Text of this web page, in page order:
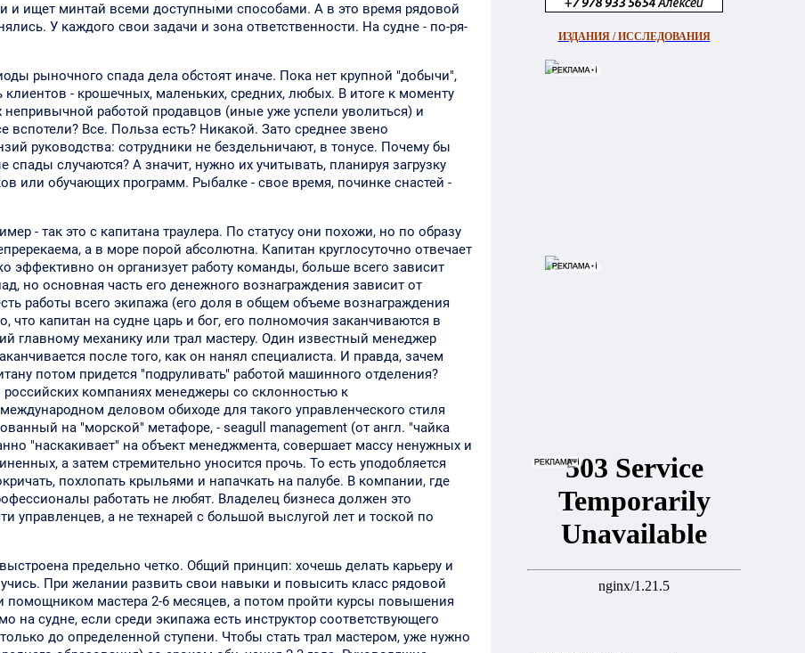
и ищет минтай всеми доступными способами. А в это время рядовой
У каждого свои задачи и зона ответственности. На судне - по-ря-
рыночного спада дела обстоят иначе. Пока нет крупной "добычи",
- крошечных, маленьких, средних, любых. В итоге к моменту
работой продавцов (иные уже успели уволиться) и
Все. Польза есть? Никакой. Зато среднее звено
руководства: сотрудники не бездельничают, в тонусе. Почему бы
спады случаются? А значит, нужно их учитывать, планируя загрузку
или обучающих программ. Рыбалке - свое время, починке снастей -
- так это с капитана траулера. По статусу они похожи, но по образу
а в море порой абсолютна. Капитан круглосуточно отвечает
эффективно он организует работу команды, больше всего зависит
но основная часть его денежного вознаграждения зависит от
работы всего экипажа (его доля в общем объеме вознаграждения
что капитан на судне царь и бог, его полномочия заканчиваются в
главному механику или трал мастеру. Один известный менеджер
после того, как он нанял специалиста. И правда, зачем
потом придется "подруливать" работой машинного отделения?
российских компаниях менеджеры со склонностью к
деловом обиходе для такого управленческого стиля
на "морской" метафоре, - seagull management (от англ. "чайка
"наскакивает" на объект менеджмента, совершает массу ненужных и
а затем стремительно уносится прочь. То есть уподобляется
похлопать крыльями и напачкать на палубе. В компании, где
работать не любят. Владелец бизнеса должен это
управленцев, а не технарей с большой выслугой лет и тоской по
предельно четко. Общий принцип: хочешь делать карьеру и
При желании развить свои навыки и повысить класс рядовой
помощником мастера 2-6 месяцев, а потом пройти курсы повышения
на судне, если среди экипажа есть инструктор соответствующего
до определенной ступени. Чтобы стать трал мастером, уже нужно
ИЗДАНИЯ / ИССЛЕДОВАНИЯ